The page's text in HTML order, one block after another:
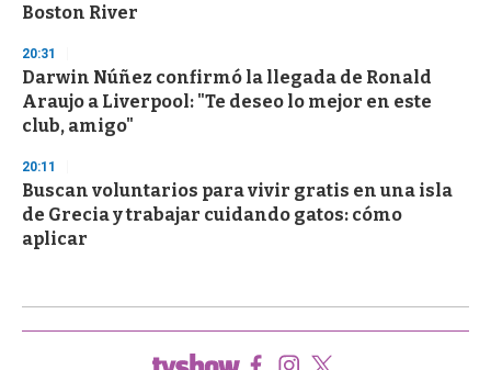
Boston River
20:31
Darwin Núñez confirmó la llegada de Ronald
Araujo a Liverpool: "Te deseo lo mejor en este
club, amigo"
20:11
Buscan voluntarios para vivir gratis en una isla
de Grecia y trabajar cuidando gatos: cómo
aplicar